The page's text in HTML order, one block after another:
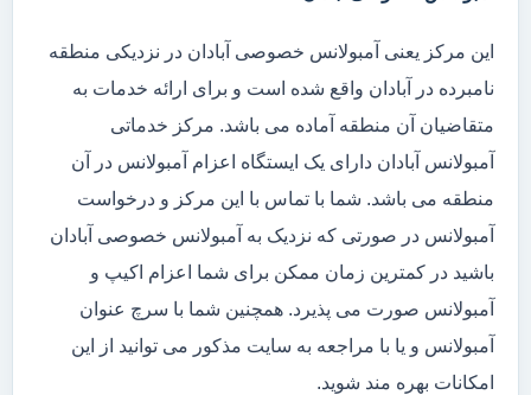
این مرکز یعنی آمبولانس خصوصی آبادان در نزدیکی منطقه
نامبرده در آبادان واقع شده است و برای ارائه خدمات به
متقاضیان آن منطقه آماده می باشد. مرکز خدماتی
آمبولانس آبادان دارای یک ایستگاه اعزام آمبولانس در آن
منطقه می باشد. شما با تماس با این مرکز و درخواست
آمبولانس در صورتی که نزدیک به آمبولانس خصوصی آبادان
باشید در کمترین زمان ممکن برای شما اعزام اکیپ و
آمبولانس صورت می پذیرد. همچنین شما با سرچ عنوان
آمبولانس و یا با مراجعه به سایت مذکور می توانید از این
امکانات بهره مند شوید.